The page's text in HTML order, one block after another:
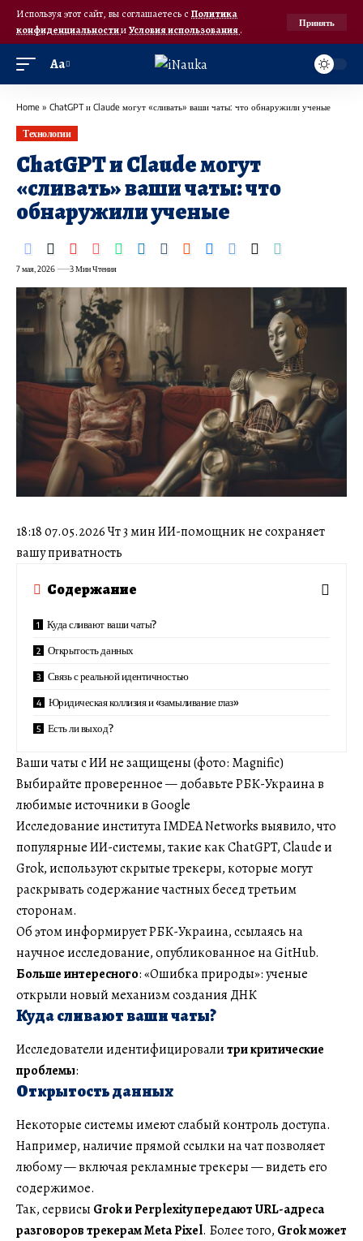
Используя этот сайт, вы соглашаетесь с Политика
конфиденциальностииУсловия использования.
Принять
Аа
Home » ChatGPT и Claude могут «сливать» ваши чаты: что обнаружили ученые
Технологии
ChatGPT и Claude могут
«сливать» ваши чаты: что
обнаружили ученые
7 мая, 2026 3 Мин Чтения
18:18 07.05.2026 Чт 3 мин ИИ-помощник не сохраняет
вашу приватность
Содержание
Куда сливают ваши чаты?
Открытость данных
Связь с реальной идентичностью
Юридическая коллизия и «замыливание глаз»
Есть ли выход?
Ваши чаты с ИИ не защищены (фото: Magnific)
Выбирайте проверенное — добавьте РБК-Украина в
любимые источники в Google
Исследование института IMDEA Networks выявило, что
популярные ИИ-системы, такие как ChatGPT, Claude и
Grok, используют скрытые трекеры, которые могут
раскрывать содержание частных бесед третьим
сторонам.
Об этом информирует РБК-Украина, ссылаясь на
научное исследование, опубликованное на GitHub.
Больше интересного: «Ошибка природы»: ученые
открыли новый механизм создания ДНК
Куда сливают ваши чаты?
Исследователи идентифицировалитри критические
проблемы:
Открытость данных
Некоторые системы имеют слабый контроль доступа.
Например, наличие прямой ссылки на чат позволяет
любому — включая рекламные трекеры — видеть его
содержимое.
Так, сервисы Grok и Perplexity передают URL-адреса
разговоров трекерам Meta Pixel. Более того, Grok может